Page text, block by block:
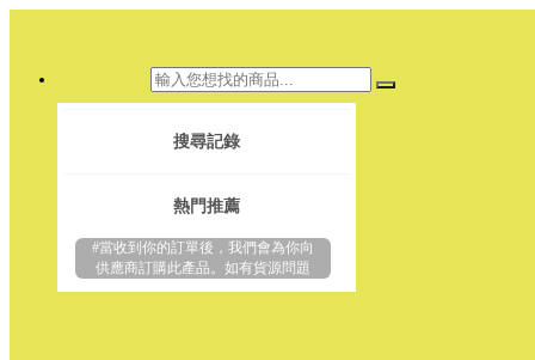
搜尋記錄
熱門推薦
#當收到你的訂單後，我們會為你向
供應商訂購此產品。如有貨源問題